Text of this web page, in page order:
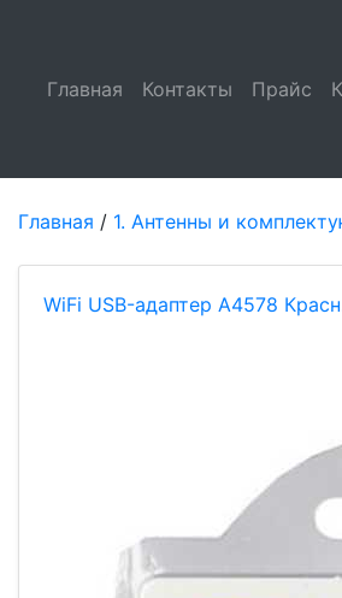
Главная (current)
Контакты (current)
Прайс
Главная / 1. Антенны и
WiFi USB-адаптер A4578